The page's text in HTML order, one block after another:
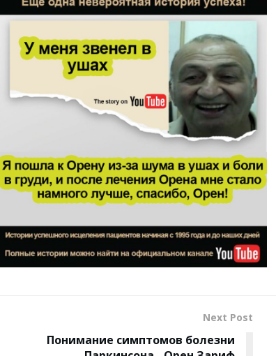
Next Post
Понимание симптомов болезни